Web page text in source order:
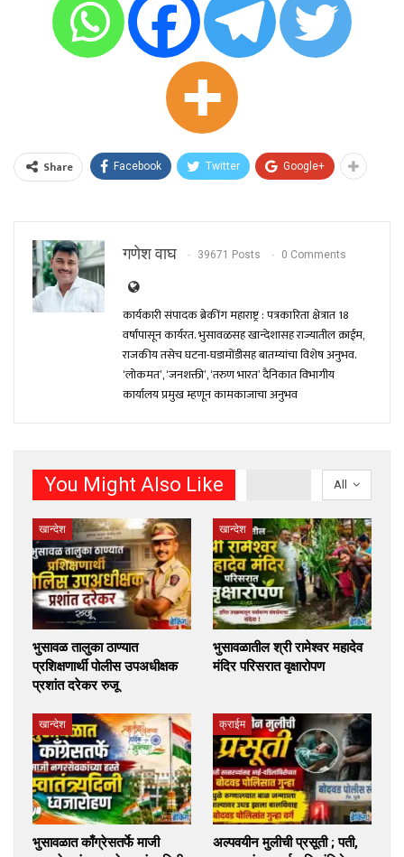
Share Facebook Twitter Google+
गणेश वाघ 39671 Posts 0 Comments
कार्यकारी संपादक ब्रेकींग महाराष्ट्र : पत्रकारिता क्षेत्रात 18
वर्षांपासून कार्यरत. भुसावळसह खान्देशासह राज्यातील क्राईम,
राजकीय तसेच घटना-घडामोंडीसह बातम्यांचा विशेष अनुभव.
‘लोकमत’, ‘जनशक्ती’, ‘तरुण भारत’ दैनिकात विभागीय
कार्यालय प्रमुख म्हणून कामकाजाचा अनुभव
All
You Might Also Like
खान्देश
भुसावळ तालुका ठाण्यात
प्रशिक्षणार्थी पोलीस उपअधीक्षक
प्रशांत दरेकर रुजू
खान्देश
भुसावळातील श्री रामेश्वर महादेव
मंदिर परिसरात वृक्षारोपण
खान्देश
भुसावळात काँग्रेसतर्फे माजी
क्राईम
अल्पवयीन मुलीची प्रसूती ; पती,